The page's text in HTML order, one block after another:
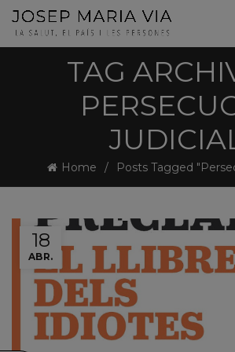
TAG
Home Posts Tagged
18
ABR.